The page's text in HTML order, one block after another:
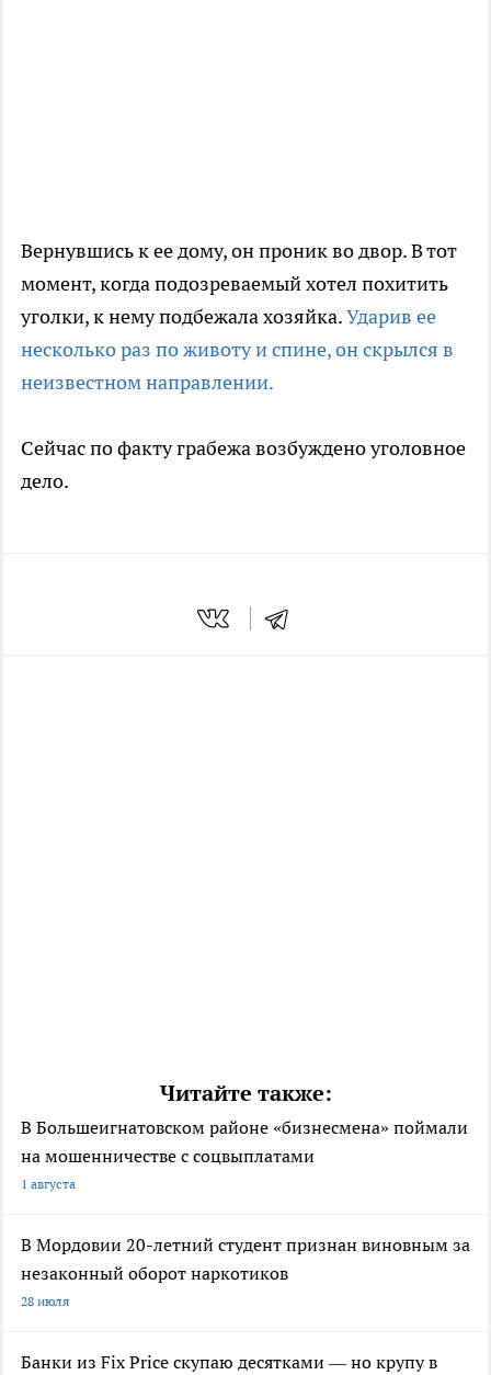
Вернувшись к ее дому, он проник во двор. В тот
момент, когда подозреваемый хотел похитить
уголки, к нему подбежала хозяйка.Ударив ее
несколько раз по животу и спине, он скрылся в
неизвестном направлении.
Сейчас по факту грабежа возбуждено уголовное
дело.
Читайте также:
В Большеигнатовском районе «бизнесмена» поймали
на мошенничестве с соцвыплатами
1 августа
В Мордовии 20-летний студент признан виновным за
незаконный оборот наркотиков
28 июля
Банки из Fix Price скупаю десятками — но крупу в